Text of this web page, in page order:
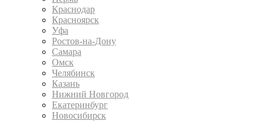
Краснодар
Красноярск
Уфа
Ростов-на-Дону
Самара
Омск
Челябинск
Казань
Нижний Новгород
Екатеринбург
Новосибирск